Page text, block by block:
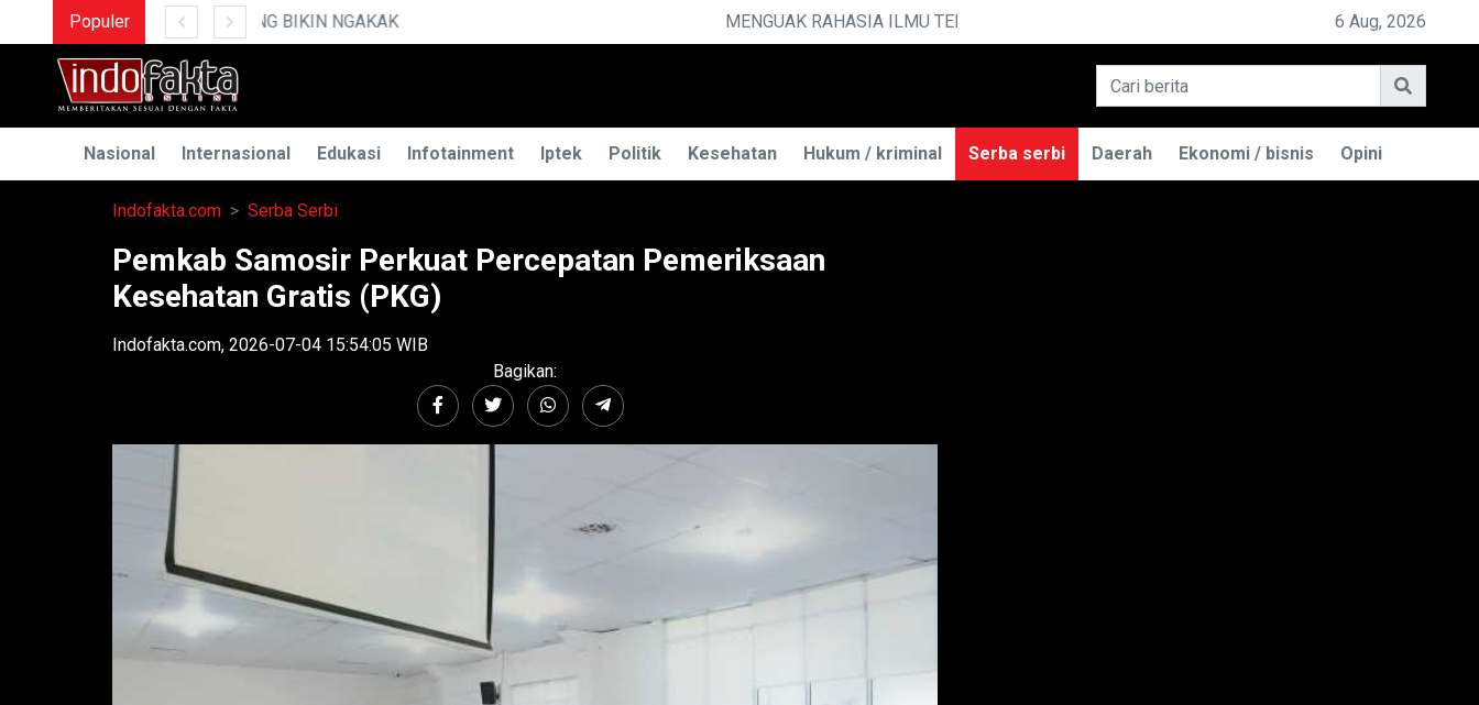
Populer MENGUAK RAHASIA ILMU TELEPATI PEMILIK BASO ENGGAL MALANG DIGUGAT DI PN BANDUNG
6 Aug, 2026
Nasional Internasional Edukasi Infotainment Iptek Politik Kesehatan Hukum / kriminal Serba serbi Daerah Ekonomi / bisnis Opini
Indofakta.com Serba Serbi
Pemkab Samosir Perkuat Percepatan Pemeriksaan
Kesehatan Gratis (PKG)
Indofakta.com, 2026-07-04 15:54:05 WIB
Bagikan: